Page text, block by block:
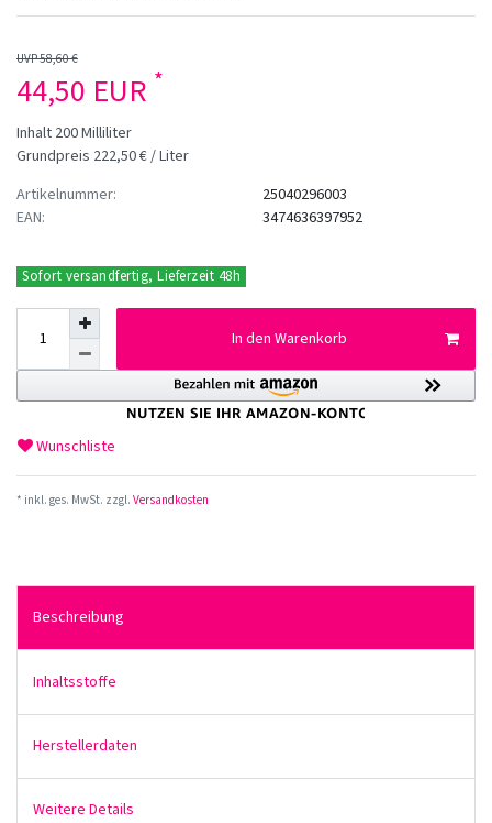
UVP 58,60 €
44,50 EUR *
Inhalt 200Milliliter
Grundpreis 222,50 € / Liter
Artikelnummer:
EAN:
25040296003
3474636397952
Sofort versandfertig, Lieferzeit 48h
In den Warenkorb
Wunschliste
* inkl. ges. MwSt. zzgl. Versandkosten
Beschreibung
Inhaltsstoffe
Herstellerdaten
Weitere Details